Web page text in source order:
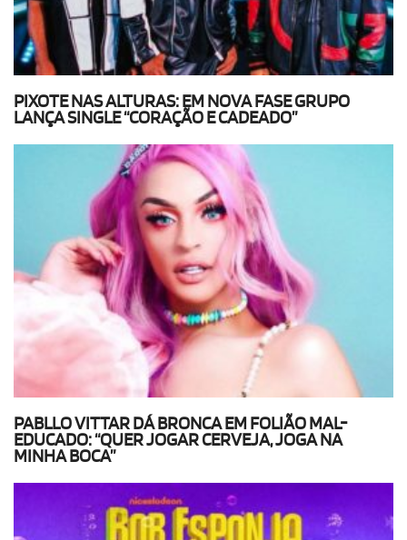
PIXOTE NAS ALTURAS: EM NOVA FASE GRUPO
LANÇA SINGLE “CORAÇÃO E CADEADO”
PABLLO VITTAR DÁ BRONCA EM FOLIÃO MAL-
EDUCADO: “QUER JOGAR CERVEJA, JOGA NA
MINHA BOCA”